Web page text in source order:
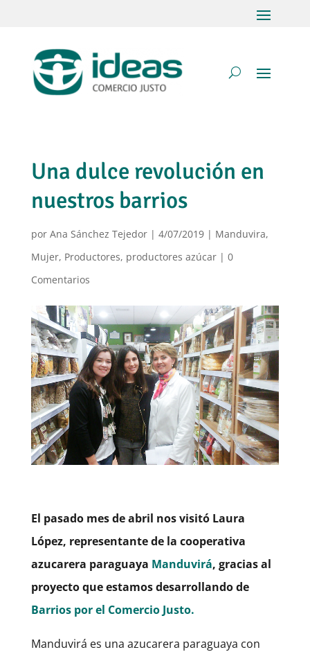
Una dulce revolución en
nuestros barrios
por Ana Sánchez Tejedor| 4/07/2019 | Manduvira,
Mujer, Productores, productores azúcar| 0
Comentarios
El pasado mes de abril nos visitó Laura
López, representante de la cooperativa
azucarera paraguaya Manduvirá, gracias al
proyecto que estamos desarrollando de
Barrios por el Comercio Justo.
Manduvirá es una azucarera paraguaya con